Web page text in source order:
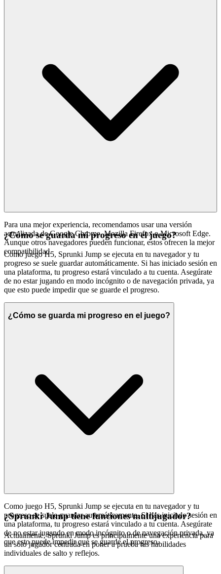
Para una mejor experiencia, recomendamos usar una versión
actualizada de Google Chrome, Mozilla Firefox o Microsoft Edge.
Aunque otros navegadores pueden funcionar, estos ofrecen la mejor
compatibilidad.
¿Cómo se guarda mi progreso en el juego?
Como juego H5, Sprunki Jump se ejecuta en tu navegador y tu
progreso se suele guardar automáticamente. Si has iniciado sesión en
una plataforma, tu progreso estará vinculado a tu cuenta. Asegúrate
de no estar jugando en modo incógnito o de navegación privada, ya
que esto puede impedir que se guarde el progreso.
¿Cómo se guarda mi progreso en el juego?
Como juego H5, Sprunki Jump se ejecuta en tu navegador y tu
progreso se suele guardar automáticamente. Si has iniciado sesión en
una plataforma, tu progreso estará vinculado a tu cuenta. Asegúrate
de no estar jugando en modo incógnito o de navegación privada, ya
que esto puede impedir que se guarde el progreso.
¿Sprunki Jump tiene funciones multijugador?
Actualmente, Sprunki Jump es principalmente una experiencia para
un solo jugador centrada en poner a prueba tus habilidades
individuales de salto y reflejos.